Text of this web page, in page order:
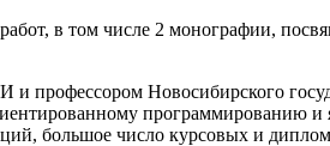
в том числе 2 монографии,
Новосибирского
большое число курсовых и